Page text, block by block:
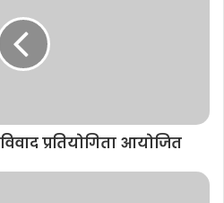
प्रतियोगिता आयोजित